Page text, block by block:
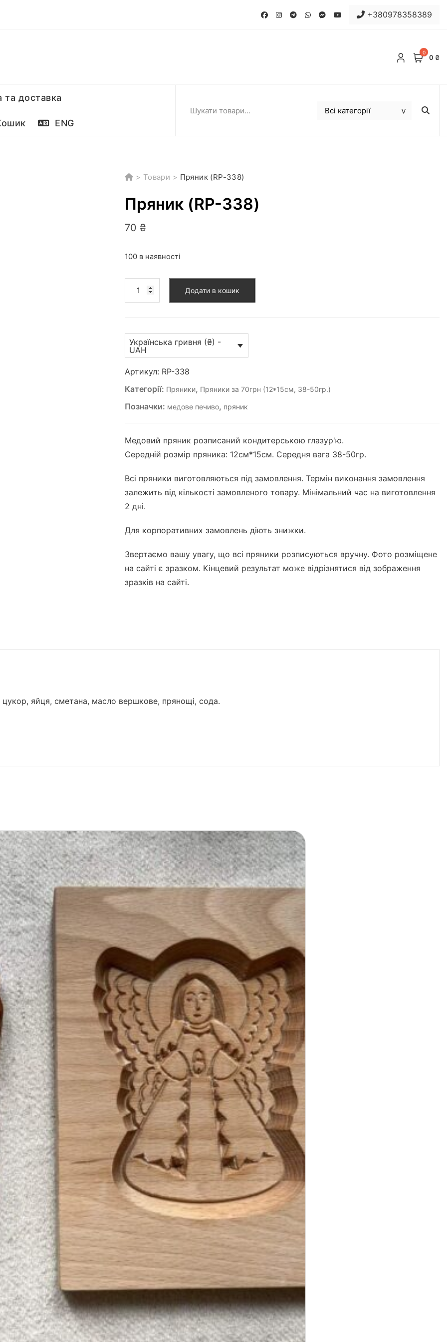
+380978358389
0
0 ₴
доставка
ENG
> Товари > Пряник (RP-338)
Пряник (RP-338)
70 ₴
100 в наявності
(RP-
кількість
Додати в кошик
Українська гривня (₴) -
UAH
Артикул: RP-338
Категорії: Пряники, Пряники за 70грн (12*15см, 38-50гр.)
Позначки: медове печиво, пряник
Медовий пряник розписаний кондитерською глазур'ю.
Середній розмір пряника: 12см*15см. Середня вага 38-50гр.
Всі пряники виготовляються під замовлення. Термін виконання замовлення
залежить від кількості замовленого товару. Мінімальний час на виготовлення
2 дні.
Для корпоративних замовлень діють знижки.
Звертаємо вашу увагу, що всі пряники розписуються вручну. Фото розміщене
на сайті є зразком. Кінцевий результат може відрізнятися від зображення
зразків на сайті.
яйця, сметана, масло вершкове, прянощі, сода.